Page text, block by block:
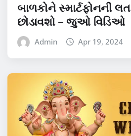
બાળકોને સ્માર્ટફોનની
છોડાવશો – જુઓ વિડિઓ
Admin Apr 19, 2024